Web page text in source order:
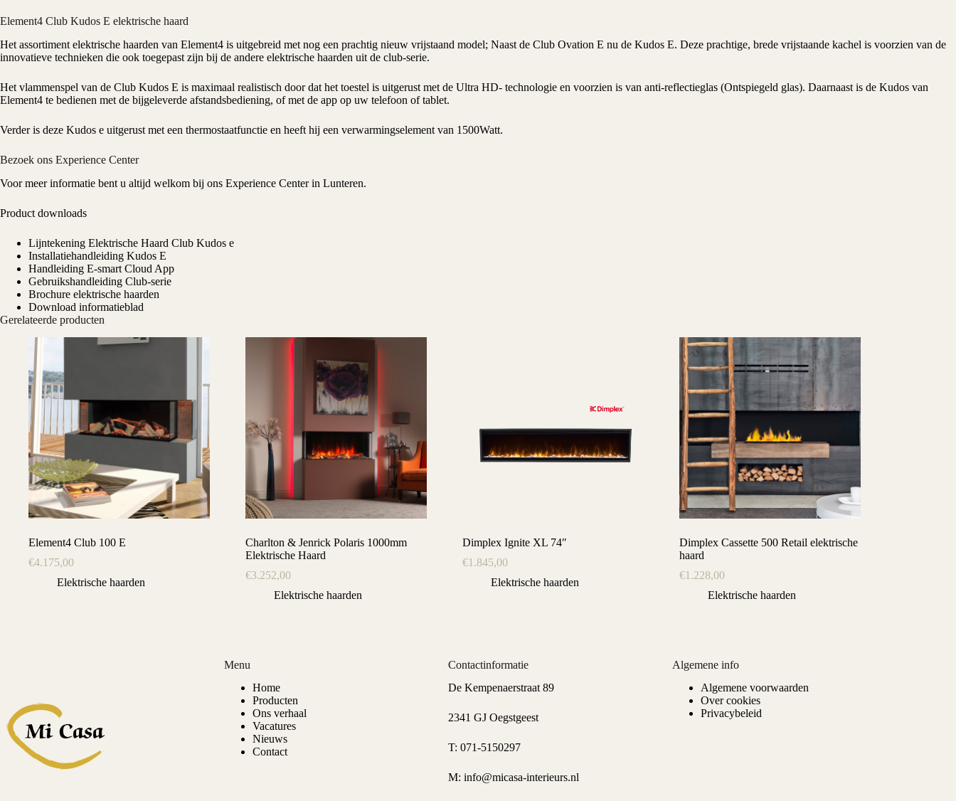
Element4 Club Kudos E elektrische haard
Het assortiment elektrische haarden van Element4 is uitgebreid met nog een prachtig nieuw vrijstaand model; Naast de Club Ovation E nu de Kudos E. Deze prachtige, brede vrijstaande kachel is voorzien van de
innovatieve technieken die ook toegepast zijn bij de andere elektrische haarden uit de club-serie.
Het vlammenspel van de Club Kudos E is maximaal realistisch door dat het toestel is uitgerust met de Ultra HD- technologie en voorzien is van anti-reflectieglas (Ontspiegeld glas). Daarnaast is de Kudos van
Element4 te bedienen met de bijgeleverde afstandsbediening, of met de app op uw telefoon of tablet.
Verder is deze Kudos e uitgerust met een thermostaatfunctie en heeft hij een verwarmingselement van 1500Watt.
Bezoek ons Experience Center
Voor meer informatie bent u altijd welkom bij ons Experience Centerin Lunteren.
Product downloads
Lijntekening Elektrische Haard Club Kudos e
Installatiehandleiding Kudos E
Handleiding E-smart Cloud App
Gebruikshandleiding Club-serie
Brochure elektrische haarden
Download informatieblad
Gerelateerde producten
Element4 Club 100 E
€4.175,00
Elektrische haarden
Charlton & Jenrick Polaris 1000mm
Elektrische Haard
€3.252,00
Elektrische haarden
Dimplex Ignite XL 74″
€1.845,00
Elektrische haarden
Dimplex Cassette 500 Retail elektrische
haard
€1.228,00
Elektrische haarden
Menu
Home
Producten
Ons verhaal
Vacatures
Nieuws
Contact
Contactinformatie
De Kempenaerstraat 89
2341 GJ Oegstgeest
T: 071-5150297
M: info@micasa-interieurs.nl
Algemene info
Algemene voorwaarden
Over cookies
Privacybeleid